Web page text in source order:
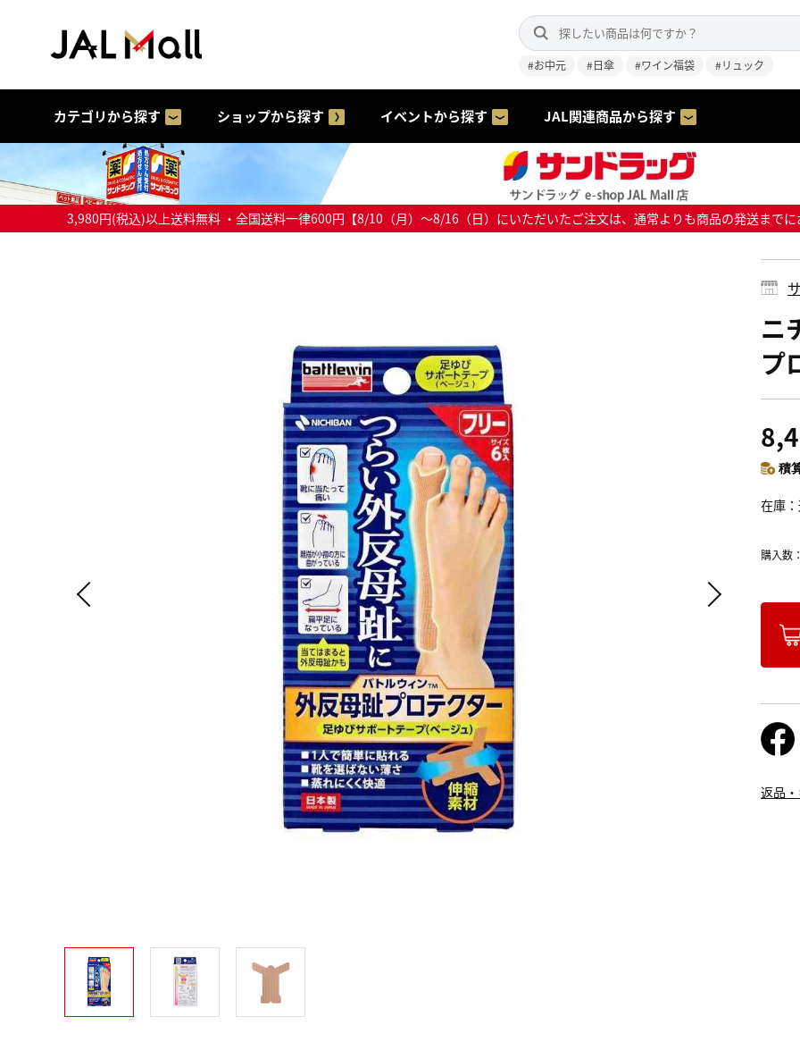
#お中元 #日傘 #ワイン福袋 #リュック
カテゴリから探す ショップから探す イベントから探す JAL関連商品から探す
3,980円(税込)以上送料無料 ・全国送料一律600円【8/10（月）～8/16（日）にいただいたご注文は、通常よりも商品の発送まで
ニ
プ
積
在庫
購入数：
返品